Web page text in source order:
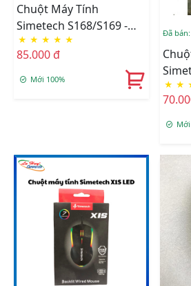
Chuột Máy Tính
Simetech S168/S169 -
Wireless
★ ★ ★ ★ ★
85.000 đ
Mới 100%
Đã
★ ★